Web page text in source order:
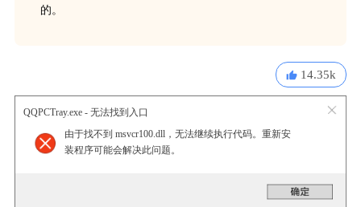
的。
14.35k
QQPCTray.exe - 无法找到入口
由于找不到 msvcr100.dll，无法继续执行代码。重新安
装程序可能会解决此问题。